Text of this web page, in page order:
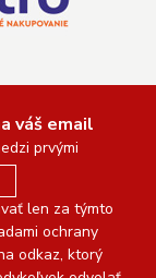
váš email
prvými
len za týmto
ochrany
odkaz, ktorý